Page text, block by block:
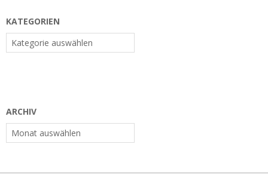
KATEGORIEN
Kategorien
ARCHIV
Archiv